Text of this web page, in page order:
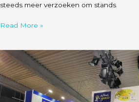
steeds meer verzoeken om stands
Read More »
Onze
5
montages
op
Horecatel